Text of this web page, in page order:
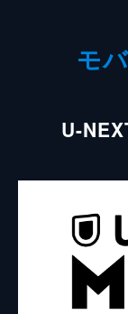
モ
U-